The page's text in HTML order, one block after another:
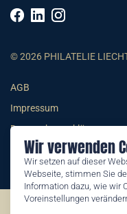
Wir verwenden
Wir setzen auf dieser
Webseite, stimmen Sie
Information dazu, wie wir
Voreinstellungen
© 2026 PHILATELIE
AGB
Impressum
Datenschutzerklärung